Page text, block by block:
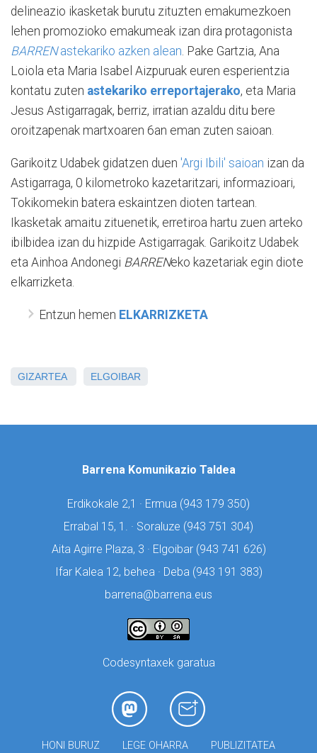
delineazio ikasketak burutu zituzten emakumezkoen
lehen promozioko emakumeak izan dira protagonista
BARRENastekariko azken alean. Pake Gartzia, Ana
Loiola eta Maria Isabel Aizpuruak euren esperientzia
kontatu zuten astekariko erreportajerako, eta Maria
Jesus Astigarragak, berriz, irratian azaldu ditu bere
oroitzapenak martxoaren 6an eman zuten saioan.
Garikoitz Udabek gidatzen duen 'Argi Ibili' saioan izan da
Astigarraga, 0 kilometroko kazetaritzari, informazioari,
Tokikomekin batera eskaintzen dioten tartean.
Ikasketak amaitu zituenetik, erretiroa hartu zuen arteko
ibilbidea izan du hizpide Astigarragak. Garikoitz Udabek
eta Ainhoa Andonegi BARRENeko kazetariak egin diote
elkarrizketa.
Entzun hemen ELKARRIZKETA
GIZARTEA ELGOIBAR
Barrena Komunikazio Taldea
Erdikokale 2,1 · Ermua (943 179 350)
Errabal 15, 1. · Soraluze (943 751 304)
Aita Agirre Plaza, 3 · Elgoibar (943 741 626)
Ifar Kalea 12, behea · Deba (943 191 383)
barrena@barrena.eus
Codesyntaxek garatua
HONI BURUZ LEGE OHARRA PUBLIZITATEA